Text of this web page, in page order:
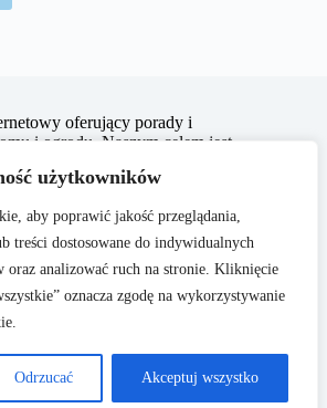
użytkowników
aby poprawić jakość przeglądania,
treści dostosowane do indywidualnych
oraz analizować ruch na stronie. Kliknięcie
oznacza zgodę na wykorzystywanie
Odrzucać Akceptuj wszystko
oferujący porady i
i ogrodu. Naszym celem jest
budowie i remontach, a także
O nas
Polityka Prywatności